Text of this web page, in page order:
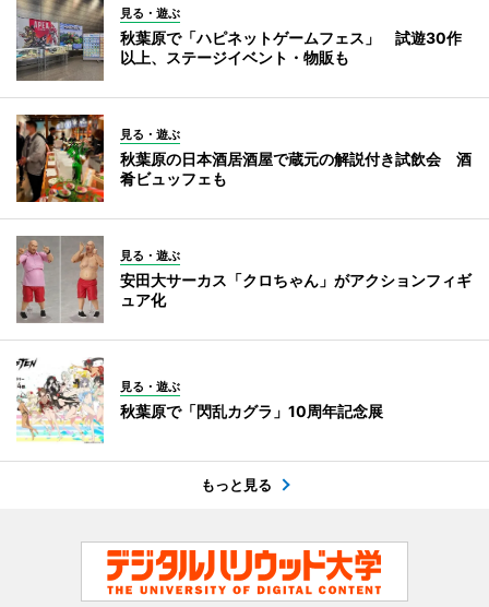
見る・遊ぶ
秋葉原で「ハピネットゲームフェス」 試遊30作
以上、ステージイベント・物販も
見る・遊ぶ
秋葉原の日本酒居酒屋で蔵元の解説付き試飲会 酒
肴ビュッフェも
見る・遊ぶ
安田大サーカス「クロちゃん」がアクションフィギ
ュア化
見る・遊ぶ
秋葉原で「閃乱カグラ」10周年記念展
もっと見る